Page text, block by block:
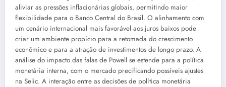
aliviar as pressões inflacionárias globais, permitindo maior
flexibilidade para o Banco Central do Brasil. O alinhamento com
um cenário internacional mais favorável aos juros baixos pode
criar um ambiente propício para a retomada do crescimento
econômico e para a atração de investimentos de longo prazo. A
análise do impacto das falas de Powell se estende para a política
monetária interna, com o mercado precificando possíveis ajustes
na Selic. A interação entre as decisões de política monetária